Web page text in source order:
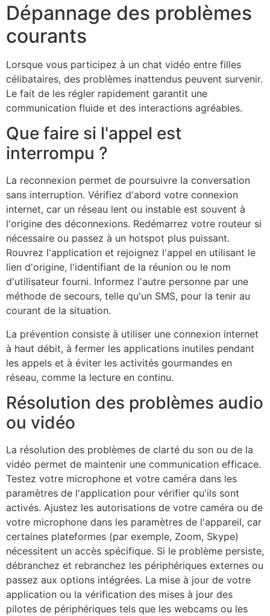
Dépannage des problèmes
courants
Lorsque vous participez à un chat vidéo entre filles
célibataires, des problèmes inattendus peuvent survenir.
Le fait de les régler rapidement garantit une
communication fluide et des interactions agréables.
Que faire si l'appel est
interrompu ?
La reconnexion permet de poursuivre la conversation
sans interruption. Vérifiez d'abord votre connexion
internet, car un réseau lent ou instable est souvent à
l'origine des déconnexions. Redémarrez votre routeur si
nécessaire ou passez à un hotspot plus puissant.
Rouvrez l'application et rejoignez l'appel en utilisant le
lien d'origine, l'identifiant de la réunion ou le nom
d'utilisateur fourni. Informez l'autre personne par une
méthode de secours, telle qu'un SMS, pour la tenir au
courant de la situation.
La prévention consiste à utiliser une connexion internet
à haut débit, à fermer les applications inutiles pendant
les appels et à éviter les activités gourmandes en
réseau, comme la lecture en continu.
Résolution des problèmes audio
ou vidéo
La résolution des problèmes de clarté du son ou de la
vidéo permet de maintenir une communication efficace.
Testez votre microphone et votre caméra dans les
paramètres de l'application pour vérifier qu'ils sont
activés. Ajustez les autorisations de votre caméra ou de
votre microphone dans les paramètres de l'appareil, car
certaines plateformes (par exemple, Zoom, Skype)
nécessitent un accès spécifique. Si le problème persiste,
débranchez et rebranchez les périphériques externes ou
passez aux options intégrées. La mise à jour de votre
application ou la vérification des mises à jour des
pilotes de périphériques tels que les webcams ou les